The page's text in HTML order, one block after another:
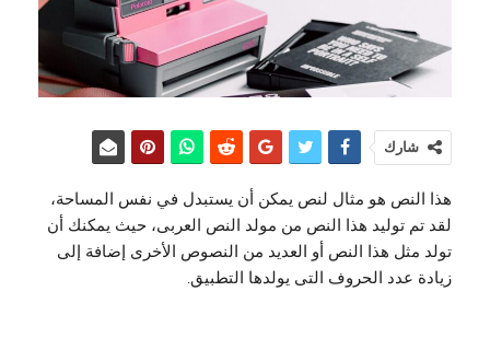
شارك
هذا النص هو مثال لنص يمكن أن يستبدل في نفس المساحة،
لقد تم توليد هذا النص من مولد النص العربى، حيث يمكنك أن
تولد مثل هذا النص أو العديد من النصوص الأخرى إضافة إلى
زيادة عدد الحروف التى يولدها التطبيق.